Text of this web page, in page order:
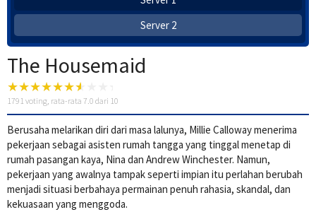
Server 2
The Housemaid
1791 voting, rata-rata 7.0 dari 10
Berusaha melarikan diri dari masa lalunya, Millie Calloway menerima
pekerjaan sebagai asisten rumah tangga yang tinggal menetap di
rumah pasangan kaya, Nina dan Andrew Winchester. Namun,
pekerjaan yang awalnya tampak seperti impian itu perlahan berubah
menjadi situasi berbahaya permainan penuh rahasia, skandal, dan
kekuasaan yang menggoda.